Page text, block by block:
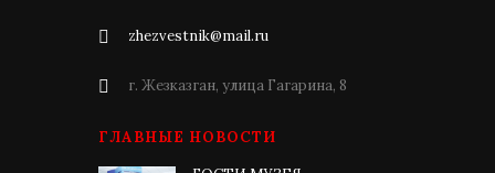
zhezvestnik@mail.ru
г. Жезказган, улица Гагарина, 8
ГЛАВНЫЕ НОВОСТИ